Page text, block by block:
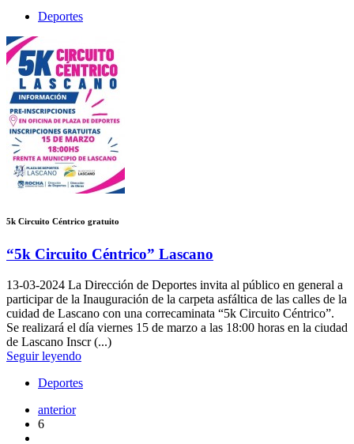
Deportes
5k Circuito Céntrico gratuito
“5k Circuito Céntrico” Lascano
13-03-2024 La Dirección de Deportes invita al público en general a
participar de la Inauguración de la carpeta asfáltica de las calles de la
cuidad de Lascano con una correcaminata “5k Circuito Céntrico”.
Se realizará el día viernes 15 de marzo a las 18:00 horas en la ciudad
de Lascano Inscr (...)
Seguir leyendo
Deportes
anterior
6